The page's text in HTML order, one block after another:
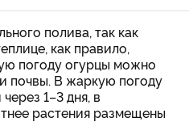
полива, так как
как правило,
погоду огурцы можно
почвы. В жаркую погоду
1–3 дня, в
растения размещены